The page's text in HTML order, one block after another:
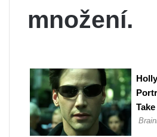
množení.